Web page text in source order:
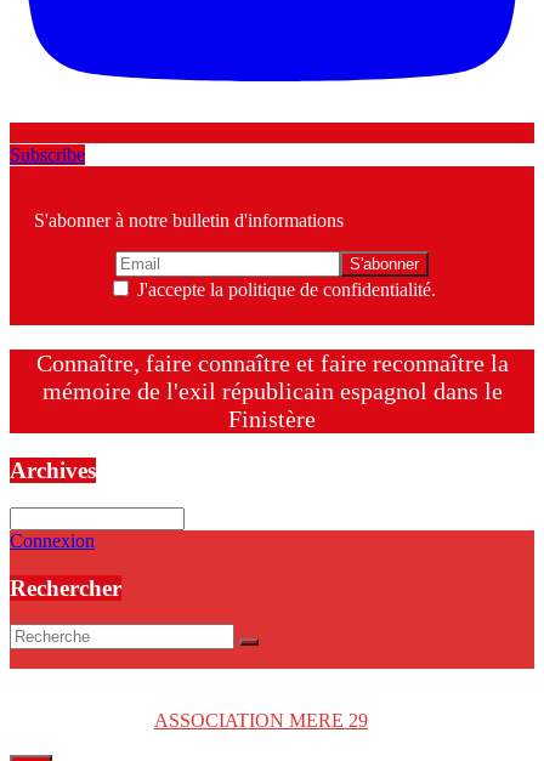
Subscribe
S'abonner à notre bulletin d'informations
J'accepte la politique de confidentialité.
Connaître, faire connaître et faire reconnaître la
mémoire de l'exil républicain espagnol dans le
Finistère
Archives
Connexion
Rechercher
ASSOCIATION MERE 29